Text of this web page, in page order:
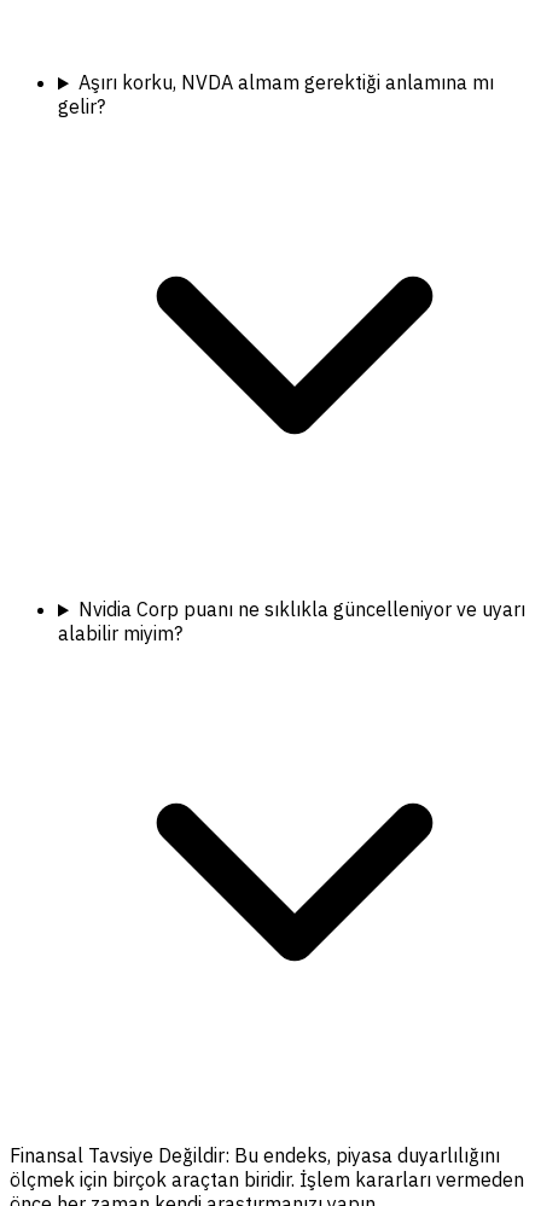
Aşırı korku, NVDA almam gerektiği anlamına mı
gelir?
Nvidia Corp puanı ne sıklıkla güncelleniyor ve uyarı
alabilir miyim?
Finansal Tavsiye Değildir: Bu endeks, piyasa duyarlılığını
ölçmek için birçok araçtan biridir. İşlem kararları vermeden